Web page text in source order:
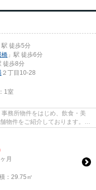
駅 徒歩5分
橋 」駅 徒歩6分
徒歩8分
２丁目10-28
1室
務所物件をはじめ、飲食・美
物件をご紹介しております。
月
：29.75㎡